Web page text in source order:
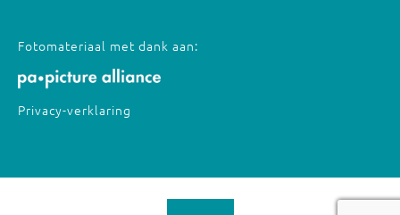
Fotomateriaal met dank aan:
Privacy-verklaring